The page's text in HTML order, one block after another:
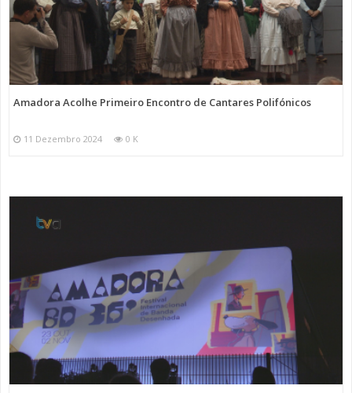
Amadora Acolhe Primeiro Encontro de Cantares Polifónicos
11 Dezembro 2024 0 K